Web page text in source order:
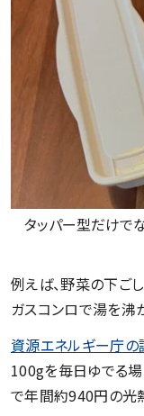
タッパー型だけで
例えば、野菜の下ご
ガスコンロで湯を沸
資源エネルギー庁の
100gを毎日ゆでる
で年間約940円の光